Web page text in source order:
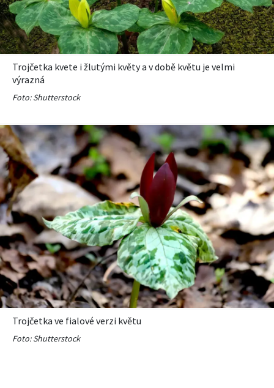
KVÍZY A TESTY
Trojčetka kvete i žlutými květy a v době květu je velmi
výrazná
Foto: Shutterstock
Trojčetka ve fialové verzi květu
Foto: Shutterstock